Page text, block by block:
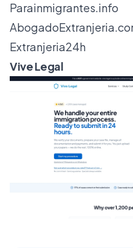
Parainmigrantes.info
Extranjeria24h
Vive Legal